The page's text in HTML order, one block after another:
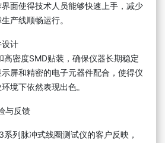
面使得技术人员能够快速上手，减少
产线顺畅运行。
计
高密度SMD贴装，确保仪器长期稳定
屏和精密的电子元器件配合，使得仪
境下依然表现出色。
与反馈
列脉冲式线圈测试仪的客户反映，